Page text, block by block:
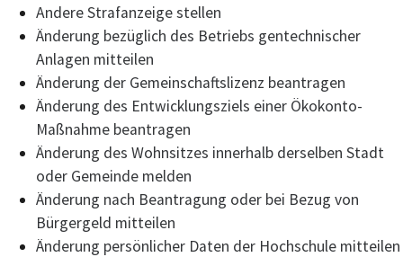
Andere Strafanzeige stellen
Änderung bezüglich des Betriebs gentechnischer
Anlagen mitteilen
Änderung der Gemeinschaftslizenz beantragen
Änderung des Entwicklungsziels einer Ökokonto-
Maßnahme beantragen
Änderung des Wohnsitzes innerhalb derselben Stadt
oder Gemeinde melden
Änderung nach Beantragung oder bei Bezug von
Bürgergeld mitteilen
Änderung persönlicher Daten der Hochschule mitteilen